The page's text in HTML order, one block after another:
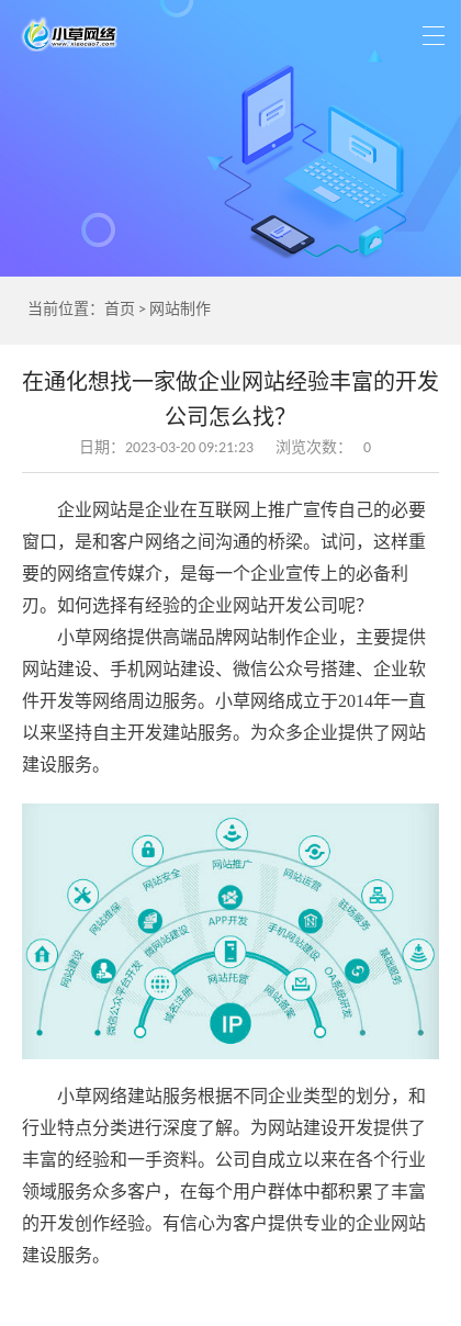
当前位置： 首页 > 网站制作
在通化想找一家做企业网站经验丰富的开发
公司怎么找？
日期：2023-03-20 09:21:23 浏览次数： 0
企业网站是企业在互联网上推广宣传自己的必要
窗口，是和客户网络之间沟通的桥梁。试问，这样重
要的网络宣传媒介，是每一个企业宣传上的必备利
刃。如何选择有经验的企业网站开发公司呢？
小草网络提供高端品牌网站制作企业，主要提供
网站建设、手机网站建设、微信公众号搭建、企业软
件开发等网络周边服务。小草网络成立于2014年一直
以来坚持自主开发建站服务。为众多企业提供了网站
建设服务。
小草网络建站服务根据不同企业类型的划分，和
行业特点分类进行深度了解。为网站建设开发提供了
丰富的经验和一手资料。公司自成立以来在各个行业
领域服务众多客户，在每个用户群体中都积累了丰富
的开发创作经验。有信心为客户提供专业的企业网站
建设服务。